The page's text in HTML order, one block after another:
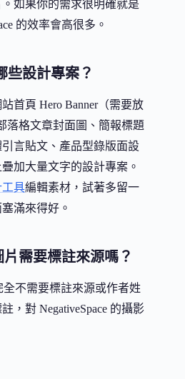
如果你的需求很明確就是
的效率會高很多。
些設計專案？
首頁 Hero Banner（需要放
落格文章封面圖、簡報標題
言貼文、產品型錄版面設
加大量文字的設計專案。
具編輯素材，試著多留一
滿來得好。
片需要標註來源嗎？
不需要標註來源或作者姓
，對 NegativeSpace 的攝影